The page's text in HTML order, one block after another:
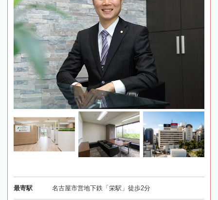
最寄駅 名古屋市営地下鉄「栄駅」徒歩2分